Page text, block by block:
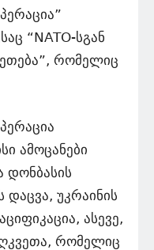
“NATO-სგან
რომელიც
ამოცანები
დონბასის
დაცვა, უკრაინის
ასევე,
რომელიც